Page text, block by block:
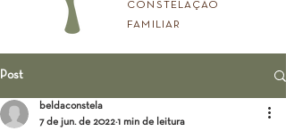
CONSTELAÇÃO
FAMILIAR
Post
beldaconstela
7 de jun. de 2022 1 min de leitura